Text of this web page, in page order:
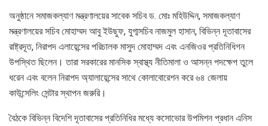
অনুষ্ঠানে সমাজকল্যাণ মন্ত্রণালয়ের সাবেক সচিব ড. মোঃ মহিউদ্দিন, সমাজকল্যাণ
মন্ত্রণালয়ের সচিব মোহাম্মদ আবু ইউছুফ, যুগ্মসচিব নাজমুল হাসান, বিভিন্ন দূতাবাসের
রাষ্ট্রদূত, নিরাপদ এলায়েন্সের পরিচালক মাসুদ মোহাম্মদ এবং এনজিওর প্রতিনিধিগন
উপস্থিত ছিলেন। তারা সরকারের মানসিক স্বাস্থ্য নীতিমালা ও আসন্ন পদক্ষেপ তুলে
ধরেন এবং বলেন নিরাপদ অ্যালায়েন্সের সাথে কোলাবোরেশন করে ৬৪ জেলায়
কাউন্সেলিং সেন্টার স্থাপন জরুরি।
বৈঠকে বিভিন্ন বিদেশি দূতাবাসের প্রতিনিধির মধ্যে কসোভোর উপমিশন প্রধান এনিস